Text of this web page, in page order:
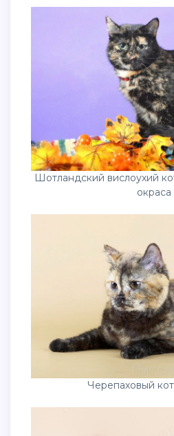
Шотландский вислоухий
окраса
Черепаховый